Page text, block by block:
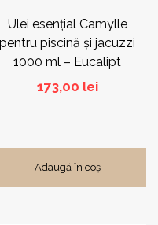
Ulei esențial Camylle
pentru piscină și jacuzzi
1000 ml – Eucalipt
173,00 lei
Adaugă în coș